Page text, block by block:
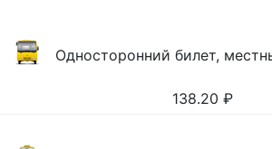
Односторонний билет,
138.20 ₽